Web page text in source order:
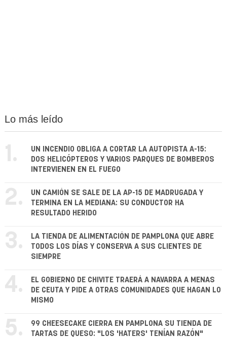
Lo más leído
1.
UN INCENDIO OBLIGA A CORTAR LA AUTOPISTA A-15:
DOS HELICÓPTEROS Y VARIOS PARQUES DE BOMBEROS
INTERVIENEN EN EL FUEGO
2.
UN CAMIÓN SE SALE DE LA AP-15 DE MADRUGADA Y
TERMINA EN LA MEDIANA: SU CONDUCTOR HA
RESULTADO HERIDO
3.
LA TIENDA DE ALIMENTACIÓN DE PAMPLONA QUE ABRE
TODOS LOS DÍAS Y CONSERVA A SUS CLIENTES DE
SIEMPRE
4.
EL GOBIERNO DE CHIVITE TRAERÁ A NAVARRA A MENAS
DE CEUTA Y PIDE A OTRAS COMUNIDADES QUE HAGAN LO
MISMO
5.
99 CHEESECAKE CIERRA EN PAMPLONA SU TIENDA DE
TARTAS DE QUESO: "LOS 'HATERS' TENÍAN RAZÓN"